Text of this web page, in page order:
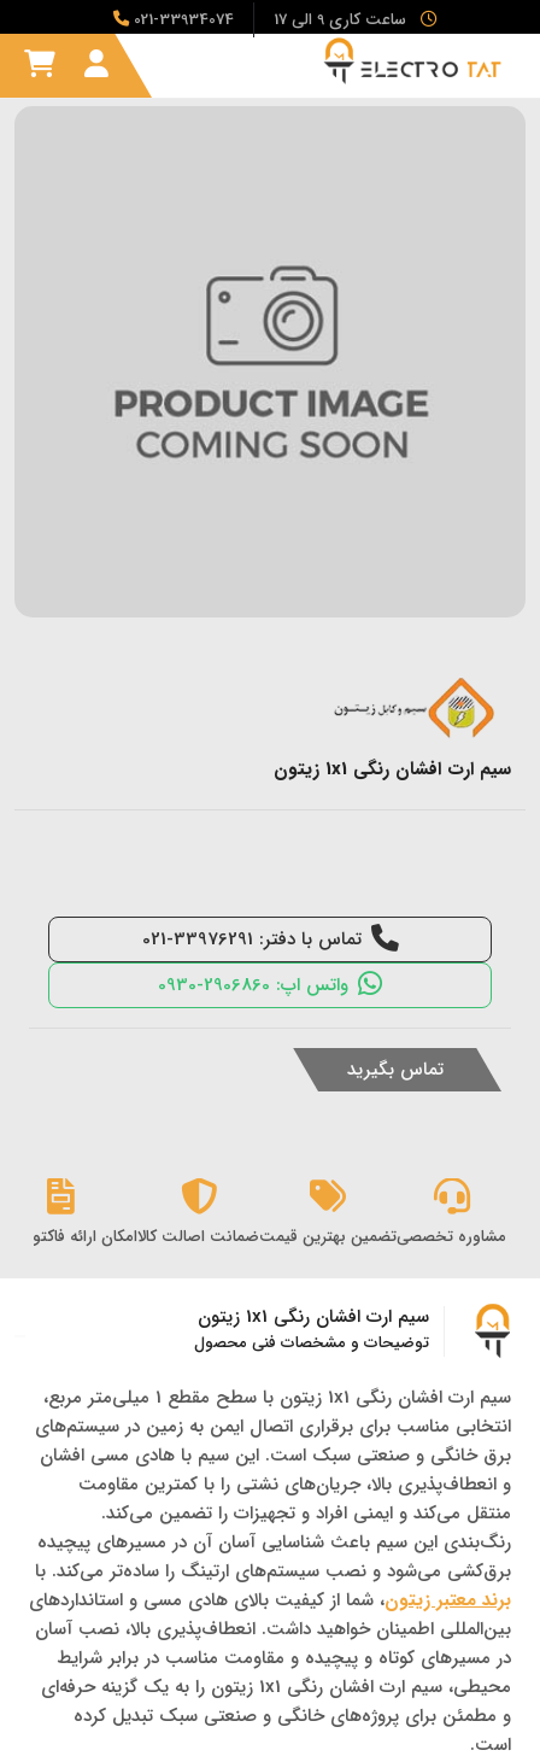
ساعت کاری 9 الی 17 021-33934074
سیم ارت افشان رنگی 1x1 زیتون
تماس با دفتر: 33976291-021
واتس اپ: 2906860-0930
تماس بگیرید
مشاوره تخصصیتضمین بهترین قیمتضمانت اصالت کالاامکان ارائه فاکتور
سیم ارت افشان رنگی 1x1 زیتون
توضیحات و مشخصات فنی محصول
سیم ارت افشان رنگی 1x1 زیتون با سطح مقطع 1 میلی‌متر مربع،
انتخابی مناسب برای برقراری اتصال ایمن به زمین در سیستم‌های
برق خانگی و صنعتی سبک است. این سیم با هادی مسی افشان
و انعطاف‌پذیری بالا، جریان‌های نشتی را با کمترین مقاومت
منتقل می‌کند و ایمنی افراد و تجهیزات را تضمین می‌کند.
رنگ‌بندی این سیم باعث شناسایی آسان آن در مسیرهای پیچیده
برق‌کشی می‌شود و نصب سیستم‌های ارتینگ را ساده‌تر می‌کند. با
برند معتبر زیتون، شما از کیفیت بالای هادی مسی و استانداردهای
بین‌المللی اطمینان خواهید داشت. انعطاف‌پذیری بالا، نصب آسان
در مسیرهای کوتاه و پیچیده و مقاومت مناسب در برابر شرایط
محیطی، سیم ارت افشان رنگی 1x1 زیتون را به یک گزینه حرفه‌ای
و مطمئن برای پروژه‌های خانگی و صنعتی سبک تبدیل کرده
است.